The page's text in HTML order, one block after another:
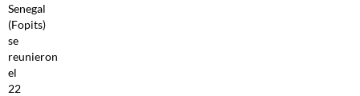
Senegal
(Fopits)
se
reunieron
el
22